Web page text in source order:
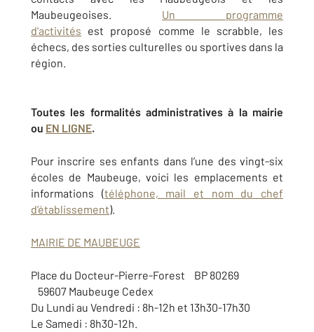
Maubeugeoises. Un programme
d'activités est proposé comme le scrabble, les
échecs, des sorties culturelles ou sportives dans la
région.
Toutes les formalités administratives à la mairie
ou EN LIGNE.
Pour inscrire ses enfants dans l’une des vingt-six
écoles de Maubeuge, voici les emplacements et
informations (téléphone, mail et nom du chef
d’établissement).
MAIRIE DE MAUBEUGE
Place du Docteur-Pierre-Forest BP 80269
59607 Maubeuge Cedex
Du Lundi au Vendredi : 8h-12h et 13h30-17h30
Le Samedi : 8h30-12h.